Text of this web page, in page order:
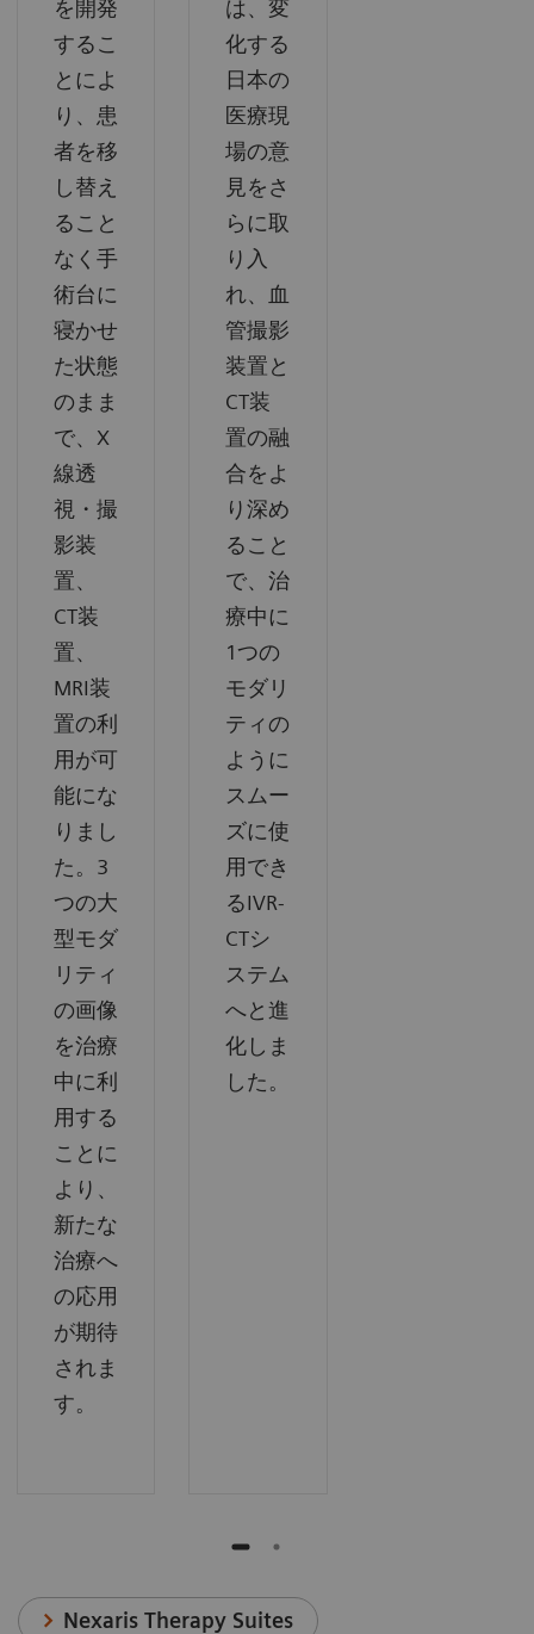
を開発
するこ
とによ
り、患
者を移
し替え
ること
なく手
術台に
寝かせ
た状態
のまま
で、X
線透
視・撮
影装
置、
CT装
置、
MRI装
置の利
用が可
能にな
りまし
た。3
つの大
型モダ
リティ
の画像
を治療
中に利
用する
ことに
より、
新たな
治療へ
の応用
が期待
されま
す。
は、変
化する
日本の
医療現
場の意
見をさ
らに取
り入
れ、血
管撮影
装置と
CT装
置の融
合をよ
り深め
ること
で、治
療中に
1つの
モダリ
ティの
ように
スムー
ズに使
用でき
るIVR-
CTシ
ステム
へと進
化しま
した。
Nexaris Therapy Suites